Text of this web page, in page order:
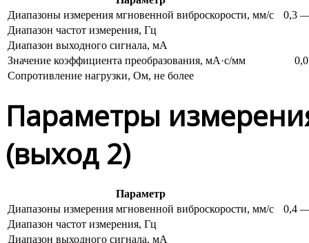
Диапазоны измерения мгновенной виброскорости, мм/c
0,3
Диапазон частот измерения, Гц
Диапазон выходного сигнала, мА
Значение коэффициента преобразования, мА·с/мм
Сопротивление нагрузки, Ом, не более
Параметры
(выход 2)
Параметр
Диапазоны измерения мгновенной виброскорости, мм/c
0,4
Диапазон частот измерения, Гц
Диапазон выходного сигнала, мА